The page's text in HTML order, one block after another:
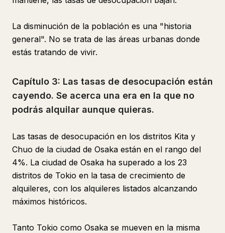
La disminución de la población es una "historia
general". No se trata de las áreas urbanas donde
estás tratando de vivir.
Capítulo 3: Las tasas de desocupación están
cayendo. Se acerca una era en la que no
podrás alquilar aunque quieras.
Las tasas de desocupación en los distritos Kita y
Chuo de la ciudad de Osaka están en el rango del
4%. La ciudad de Osaka ha superado a los 23
distritos de Tokio en la tasa de crecimiento de
alquileres, con los alquileres listados alcanzando
máximos históricos.
Tanto Tokio como Osaka se mueven en la misma